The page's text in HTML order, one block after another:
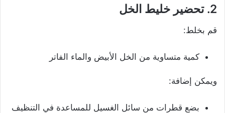
2. تحضير خليط الخل
قم بخلط:
كمية متساوية من الخل الأبيض والماء الفاتر
ويمكن إضافة:
بضع قطرات من سائل الغسيل للمساعدة في التنظيف